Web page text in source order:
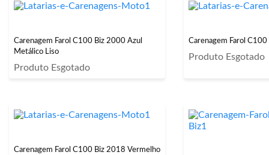
Carenagem Farol C100 Biz 2000 Azul
Metálico Liso
Produto Esgotado
Carenagem Farol
Produto Esgotado
Carenagem Farol C100 Biz 2018 Vermelho